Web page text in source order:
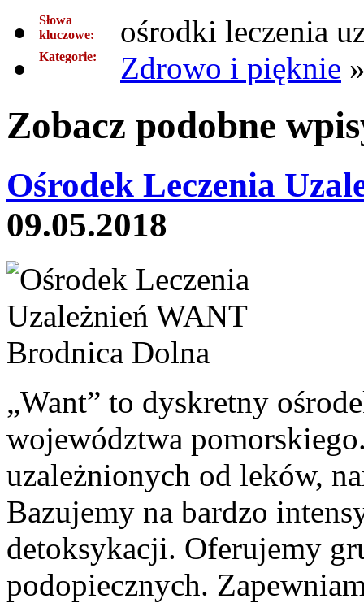
Słowa
kluczowe:
ośrodki leczenia
Kategorie: Zdrowo i pięknie
Zobacz podobne
Ośrodek Leczenia
09.05.2018
„Want” to dyskretny
województwa
uzależnionych od leków,
Bazujemy na bardzo
detoksykacji. Oferujemy
podopiecznych.